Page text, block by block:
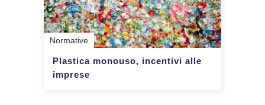
Normative
Plastica monouso, incentivi alle
imprese